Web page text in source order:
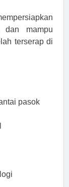
mampu
terserap di
pasok